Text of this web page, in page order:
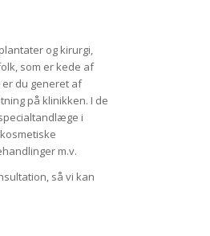
og kirurgi,
som er kede af
du generet af
på klinikken. I de
i
m.v.
så vi kan